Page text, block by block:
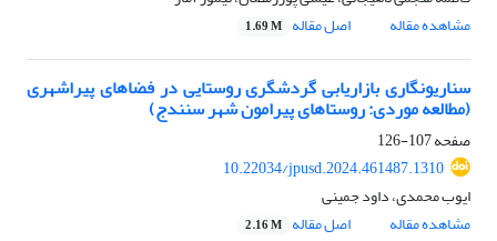
مشاهده مقاله
اصل مقاله 1.69 M
سناریونگاری بازاریابی گردشگری روستایی در فضاهای پیراشهری
(مطالعه موردی: روستاهای پیرامون شهر سنندج)
صفحه107-126
10.22034/jpusd.2024.461487.1310
ایوب محمدی، داود جمینی
مشاهده مقاله
اصل مقاله 2.16 M